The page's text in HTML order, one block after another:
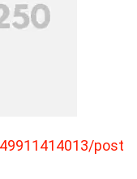
post